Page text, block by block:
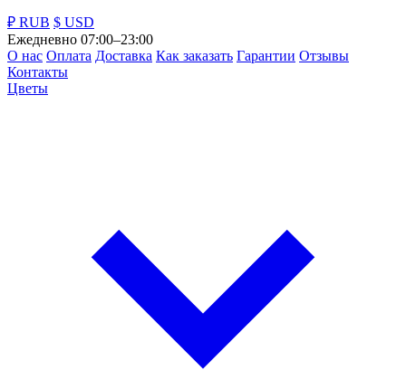
₽ RUB $ USD
Ежедневно 07:00–23:00
О нас Оплата Доставка Как заказать Гарантии Отзывы
Контакты
Цветы